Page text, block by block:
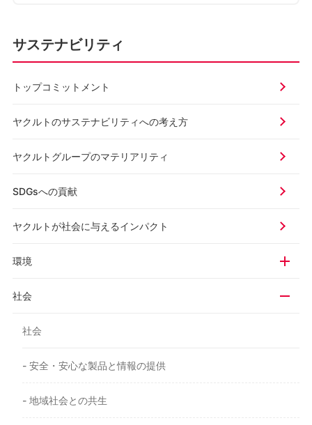
サステナビリティ
トップコミットメント
ヤクルトのサステナビリティへの考え方
ヤクルトグループのマテリアリティ
SDGsへの貢献
ヤクルトが社会に与えるインパクト
環境
社会
社会
- 安全・安心な製品と情報の提供
- 地域社会との共生